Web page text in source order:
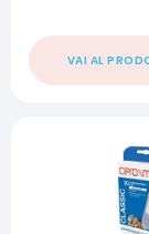
VAI AL